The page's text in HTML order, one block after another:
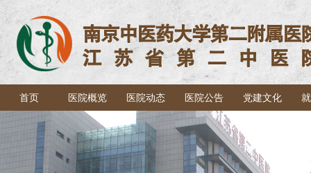
首页 医院概览 医院动态 医院公告 党建文化